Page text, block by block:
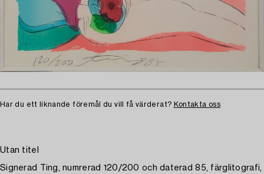
Har du ett liknande föremål du vill få värderat? Kontakta oss
Utan titel
Signerad Ting, numrerad 120/200 och daterad 85, färglitografi,